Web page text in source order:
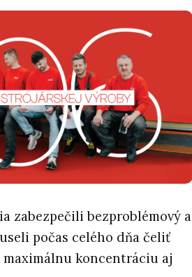
zabezpečili bezproblémový a
počas celého dňa čeliť
koncentráciu aj